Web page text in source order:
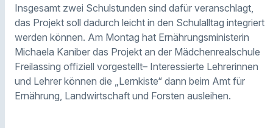
Insgesamt zwei Schulstunden sind dafür veranschlagt,
das Projekt soll dadurch leicht in den Schulalltag integriert
werden können. Am Montag hat Ernährungsministerin
Michaela Kaniber das Projekt an der Mädchenrealschule
Freilassing offiziell vorgestellt– Interessierte Lehrerinnen
und Lehrer können die „Lernkiste“ dann beim Amt für
Ernährung, Landwirtschaft und Forsten ausleihen.